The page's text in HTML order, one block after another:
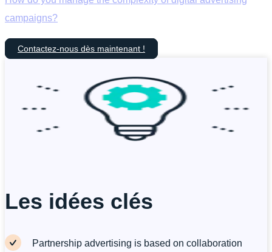
campaigns?
Contactez-nous dès maintenant !
Les idées clés
Partnership advertising is based on collaboration